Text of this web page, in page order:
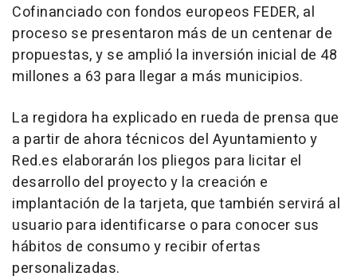
Cofinanciado con fondos europeos FEDER, al
proceso se presentaron más de un centenar de
propuestas, y se amplió la inversión inicial de 48
millones a 63 para llegar a más municipios.
La regidora ha explicado en rueda de prensa que
a partir de ahora técnicos del Ayuntamiento y
Red.es elaborarán los pliegos para licitar el
desarrollo del proyecto y la creación e
implantación de la tarjeta, que también servirá al
usuario para identificarse o para conocer sus
hábitos de consumo y recibir ofertas
personalizadas.